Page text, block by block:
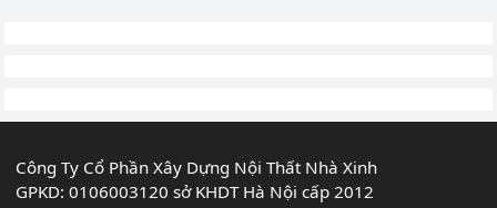
Công Ty Cổ Phần Xây Dựng Nội Thất Nhà Xinh
GPKD: 0106003120 sở KHDT Hà Nội cấp 2012